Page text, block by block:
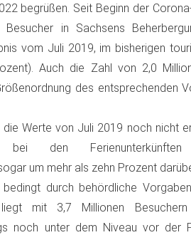
begrüßen. Seit Beginn der
in Sachsens
vom Juli 2019, im bisherigen
Auch die Zahl von 2,0
des entsprechenden
Werte von Juli 2019 noch nicht
bei den
um mehr als zehn Prozent
durch behördliche
liegt mit 3,7 Millionen
noch unter dem Niveau vor der